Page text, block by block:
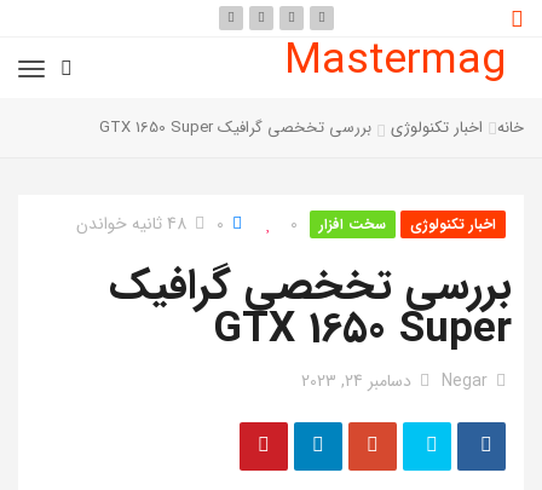
Mastermag
خانه اخبار تکنولوژی بررسی تخخصی گرافیک GTX 1650 Super
اخبار تکنولوژی سخت افزار 0
0 48 ثانیه خواندن
بررسی تخخصی گرافیک
GTX 1650 Super
Negar دسامبر 24, 2023